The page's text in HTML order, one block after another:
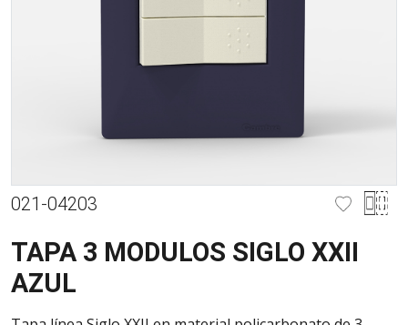
021-04203
TAPA 3 MODULOS SIGLO XXII
AZUL